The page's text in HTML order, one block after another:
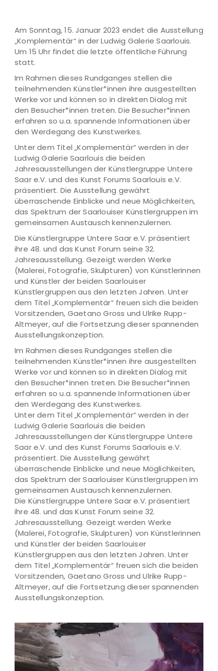
Am Sonntag, 15. Januar 2023 endet die Ausstellung
„Komplementär“ in der Ludwig Galerie Saarlouis.
Um 15 Uhr findet die letzte öffentliche Führung
statt.
Im Rahmen dieses Rundganges stellen die
teilnehmenden Künstler*innen ihre ausgestellten
Werke vor und können so in direkten Dialog mit
den Besucher*innen treten. Die Besucher*innen
erfahren so u.a. spannende Informationen über
den Werdegang des Kunstwerkes.
Unter dem Titel „Komplementär“ werden in der
Ludwig Galerie Saarlouis die beiden
Jahresausstellungen der Künstlergruppe Untere
Saar e.V. und des Kunst Forums Saarlouis e.V.
präsentiert. Die Ausstellung gewährt
überraschende Einblicke und neue Möglichkeiten,
das Spektrum der Saarlouiser Künstlergruppen im
gemeinsamen Austausch kennenzulernen.
Die Künstlergruppe Untere Saar e.V. präsentiert
ihre 48. und das Kunst Forum seine 32.
Jahresausstellung. Gezeigt werden Werke
(Malerei, Fotografie, Skulpturen) von Künstlerinnen
und Künstler der beiden Saarlouiser
Künstlergruppen aus den letzten Jahren. Unter
dem Titel „Komplementär“ freuen sich die beiden
Vorsitzenden, Gaetano Gross und Ulrike Rupp-
Altmeyer, auf die Fortsetzung dieser spannenden
Ausstellungskonzeption.
Im Rahmen dieses Rundganges stellen die
teilnehmenden Künstler*innen ihre ausgestellten
Werke vor und können so in direkten Dialog mit
den Besucher*innen treten. Die Besucher*innen
erfahren so u.a. spannende Informationen über
den Werdegang des Kunstwerkes.
Unter dem Titel „Komplementär“ werden in der
Ludwig Galerie Saarlouis die beiden
Jahresausstellungen der Künstlergruppe Untere
Saar e.V. und des Kunst Forums Saarlouis e.V.
präsentiert. Die Ausstellung gewährt
überraschende Einblicke und neue Möglichkeiten,
das Spektrum der Saarlouiser Künstlergruppen im
gemeinsamen Austausch kennenzulernen.
Die Künstlergruppe Untere Saar e.V. präsentiert
ihre 48. und das Kunst Forum seine 32.
Jahresausstellung. Gezeigt werden Werke
(Malerei, Fotografie, Skulpturen) von Künstlerinnen
und Künstler der beiden Saarlouiser
Künstlergruppen aus den letzten Jahren. Unter
dem Titel „Komplementär“ freuen sich die beiden
Vorsitzenden, Gaetano Gross und Ulrike Rupp-
Altmeyer, auf die Fortsetzung dieser spannenden
Ausstellungskonzeption.